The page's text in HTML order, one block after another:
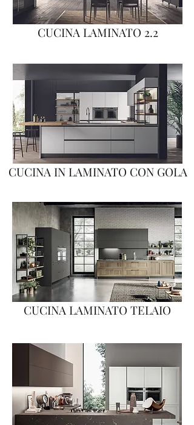
CUCINA LAMINATO 2.2
CUCINA IN LAMINATO CON GOLA
CUCINA LAMINATO TELAIO